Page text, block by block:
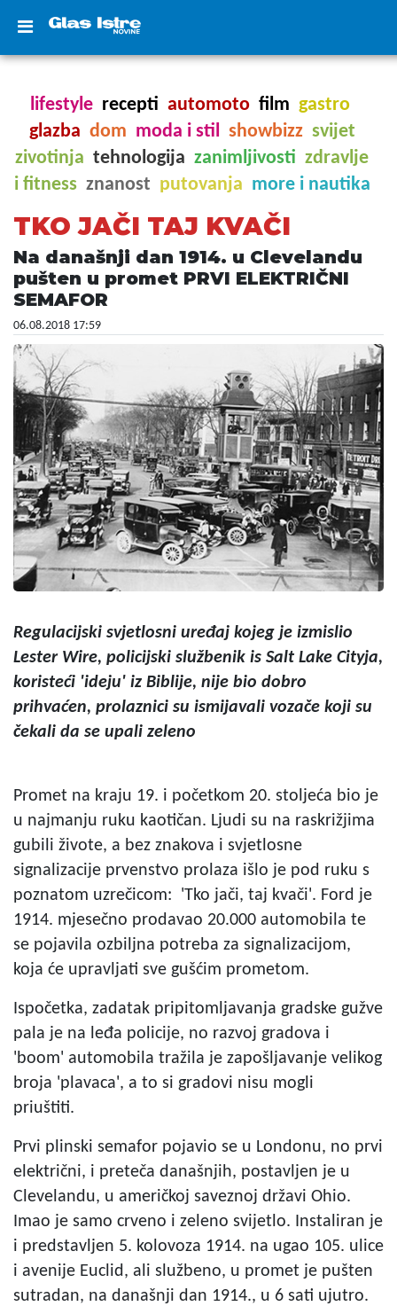
lifestyle recepti automoto film gastro
glazba dom moda i stil showbizz svijet
zivotinja tehnologija zanimljivosti zdravlje
i fitness znanost putovanja more i nautika
TKO JAČI TAJ KVAČI
Na današnji dan 1914. u Clevelandu
pušten u promet PRVI ELEKTRIČNI
SEMAFOR
06.08.2018 17:59
Regulacijski svjetlosni uređaj kojeg je izmislio
Lester Wire, policijski službenik is Salt Lake Cityja,
koristeći 'ideju' iz Biblije, nije bio dobro
prihvaćen, prolaznici su ismijavali vozače koji su
čekali da se upali zeleno
Promet na kraju 19. i početkom 20. stoljeća bio je
u najmanju ruku kaotičan. Ljudi su na raskrižjima
gubili živote, a bez znakova i svjetlosne
signalizacije prvenstvo prolaza išlo je pod ruku s
poznatom uzrečicom: 'Tko jači, taj kvači'. Ford je
1914. mjesečno prodavao 20.000 automobila te
se pojavila ozbiljna potreba za signalizacijom,
koja će upravljati sve gušćim prometom.
Ispočetka, zadatak pripitomljavanja gradske gužve
pala je na leđa policije, no razvoj gradova i
'boom' automobila tražila je zapošljavanje velikog
broja 'plavaca', a to si gradovi nisu mogli
priuštiti.
Prvi plinski semafor pojavio se u Londonu, no prvi
električni, i preteča današnjih, postavljen je u
Clevelandu, u američkoj saveznoj državi Ohio.
Imao je samo crveno i zeleno svijetlo. Instaliran je
i predstavljen 5. kolovoza 1914. na ugao 105. ulice
i avenije Euclid, ali službeno, u promet je pušten
sutradan, na današnji dan 1914., u 6 sati ujutro.